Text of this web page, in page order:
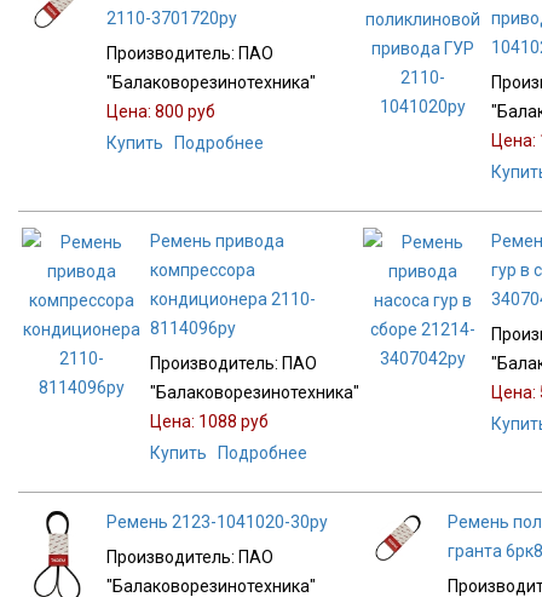
2110-3701720ру
Производитель: ПАО
"Балаковорезинотехника"
Цена: 800 руб
Купить
Подробнее
Цена:
Ремень привода
компрессора
кондиционера 2110-
8114096ру
Производитель: ПАО
"Балаковорезинотехника"
Цена: 1088 руб
Купить
Подробнее
гур в
Цена:
Ремень 2123-1041020-30ру
Производитель: ПАО
"Балаковорезинотехника"
Ремень
гранта